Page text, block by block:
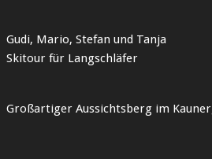
Gudi, Mario, Stefan und Tanja
Skitour für Langschläfer
Großartiger Aussichtsberg im